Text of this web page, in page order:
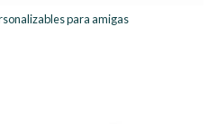
para amigas